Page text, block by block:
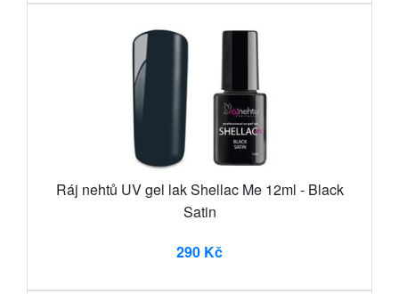
Ráj nehtů UV gel lak Shellac Me 12ml - Black
Satin
290 Kč